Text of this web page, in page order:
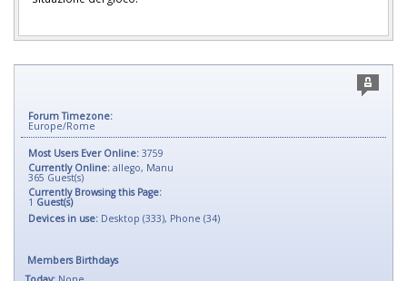
Forum Timezone:
Europe/Rome
Most Users Ever Online: 3759
Currently Online: allego, Manu
365 Guest(s)
Currently Browsing this Page:
1 Guest(s)
Devices in use: Desktop (333), Phone (34)
Members Birthdays